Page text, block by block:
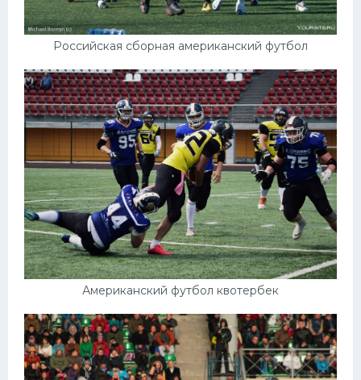
Российская сборная американский футбол
Американский футбол квотербек